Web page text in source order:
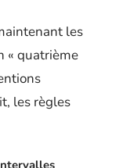
les
« quatrième
les règles